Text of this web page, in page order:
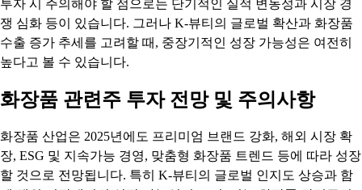
투자 시 주의해야 할 점으로는 단기적인 실적 변동성과 시장 경
쟁 심화 등이 있습니다. 그러나 K-뷰티의 글로벌 확산과 화장품
수출 증가 추세를 고려할 때, 중장기적인 성장 가능성은 여전히
높다고 볼 수 있습니다.
화장품 관련주 투자 전망 및 주의사항
화장품 산업은 2025년에도 프리미엄 브랜드 강화, 해외 시장 확
장, ESG 및 지속가능 경영, 맞춤형 화장품 트렌드 등에 따라 성장
할 것으로 전망됩니다. 특히 K-뷰티의 글로벌 인지도 상승과 함